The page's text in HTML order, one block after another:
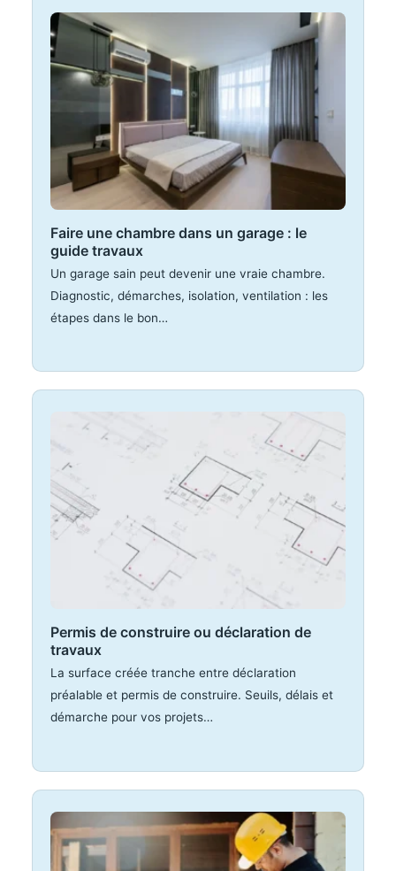
Faire une chambre dans un garage : le
guide travaux
Un garage sain peut devenir une vraie chambre.
Diagnostic, démarches, isolation, ventilation : les
étapes dans le bon…
Permis de construire ou déclaration de
travaux
La surface créée tranche entre déclaration
préalable et permis de construire. Seuils, délais et
démarche pour vos projets…